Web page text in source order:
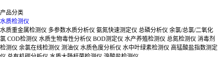
产品分类
水质检测仪
水质重金属检测仪 多参数水质分析仪 氨氮快速测定仪 总磷分析仪 余氯/总氯/二氧化
氯 COD检测仪 水质生物毒性分析仪 BOD测定仪 水产养殖检测仪 总氮检测仪 消毒剂
检测仪 余氯在线检测仪 测油仪 水质色度分析仪 水中叶绿素检测仪 高锰酸盐指数测定